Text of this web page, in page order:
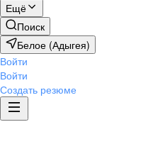
Ещё
Поиск
Белое (Адыгея)
Войти
Войти
Создать резюме